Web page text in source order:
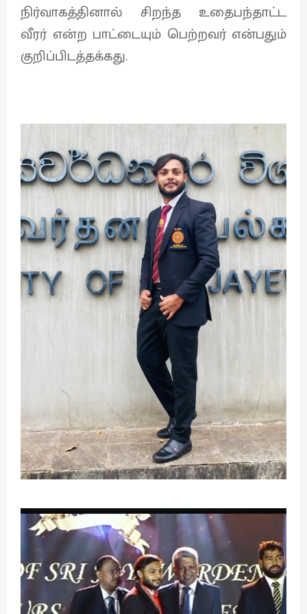
நிர்வாகத்தினால் சிறந்த உதைபந்தாட்ட
வீரர் என்ற பாட்டையும் பெற்றவர் என்பதும்
குறிப்பிடத்தக்கது.